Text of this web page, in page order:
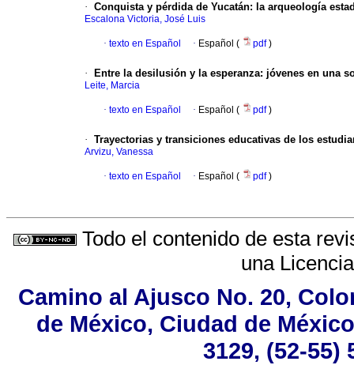
· Conquista y pérdida de Yucatán: la arqueología
Escalona Victoria, José Luis
· texto en Español · Español ( pdf)
· Entre la desilusión y la esperanza: jóvenes en una
Leite, Marcia
· texto en Español · Español ( pdf)
· Trayectorias y transiciones educativas de los
Arvizu, Vanessa
· texto en Español · Español ( pdf)
Todo el contenido de esta
una
Camino al Ajusco No. 20,
de México, Ciudad de
3129, (52-55)